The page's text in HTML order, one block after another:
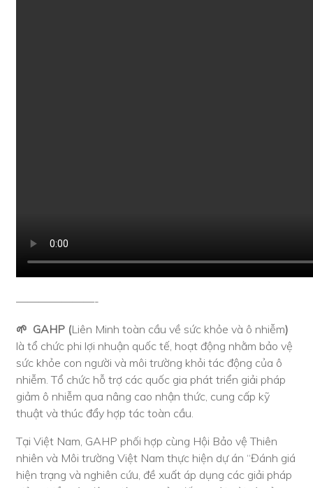
———————-
🌱 GAHP (Liên Minh toàn cầu về sức khỏe và ô nhiễm)
là tổ chức phi lợi nhuận quốc tế, hoạt động nhằm bảo vệ
sức khỏe con người và môi trường khỏi tác động của ô
nhiễm. Tổ chức hỗ trợ các quốc gia phát triển giải pháp
giảm ô nhiễm qua nâng cao nhận thức, cung cấp kỹ
thuật và thúc đẩy hợp tác toàn cầu.
Tại Việt Nam, GAHP phối hợp cùng Hội Bảo vệ Thiên
nhiên và Môi trường Việt Nam thực hiện dự án “Đánh giá
hiện trạng và nghiên cứu, đề xuất áp dụng các giải pháp